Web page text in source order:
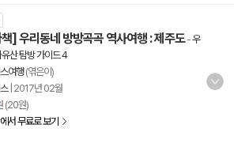
] 우리동네 방방곡곡 역사여행 : 제주도-우
유산 탐방 가이드 4
여행(엮은이)
| 2017년 02월
(20원)
서 무료로 보기